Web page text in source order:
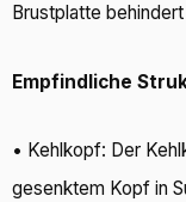
Brustplatte
Empfindliche
• Kehlkopf: Der
gesenktem Kopf in